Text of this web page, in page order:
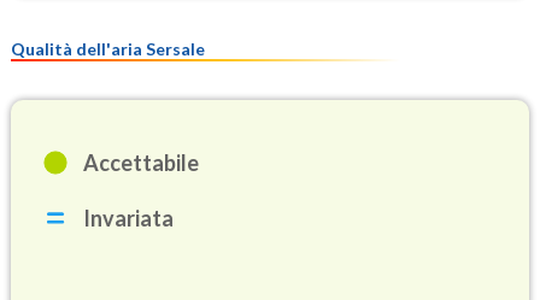
Qualità dell'aria Sersale
Accettabile
Invariata